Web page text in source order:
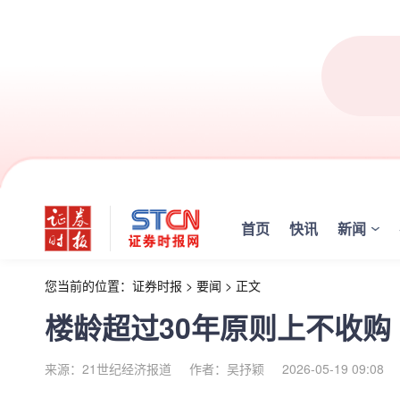
首页 快讯 新闻
您当前的位置： 证券时报 > 要闻 > 正文
楼龄超过30年原则上不收
来源：21世纪经济报道 作者：吴抒颖 2026-05-19 09:08